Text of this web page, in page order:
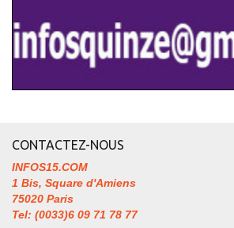
CONTACTEZ-NOUS
INFOS15.COM
1 Bis, Square d'Amiens
75020 Paris
Tel: (0033)6 09 71 78 77